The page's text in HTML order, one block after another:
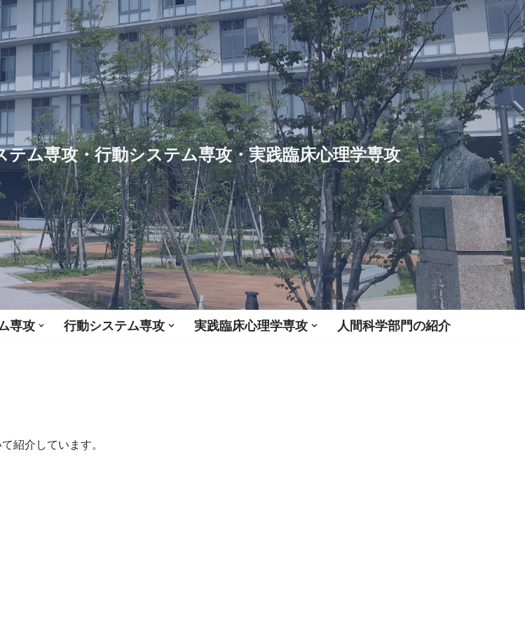
ム専攻・行動システム専攻・実践臨床心理学専攻
専攻 行動システム専攻 実践臨床心理学専攻 人間科学部門の紹介
紹介しています。